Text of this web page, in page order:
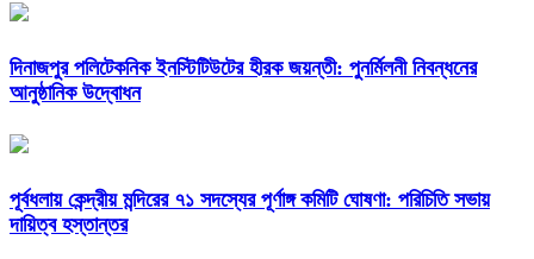
দিনাজপুর পলিটেকনিক ইনস্টিটিউটের হীরক জয়ন্তী: পুনর্মিলনী নিবন্ধনের
আনুষ্ঠানিক উদ্বোধন
পূর্বধলায় কেন্দ্রীয় মন্দিরের ৭১ সদস্যের পূর্ণাঙ্গ কমিটি ঘোষণা: পরিচিতি সভায়
দায়িত্ব হস্তান্তর